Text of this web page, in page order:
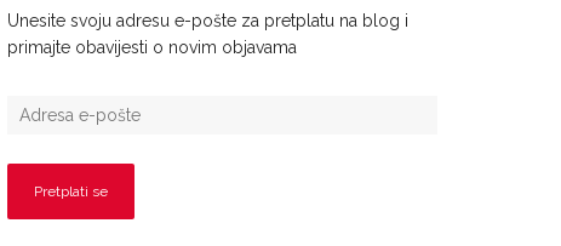
Unesite svoju adresu e-pošte za pretplatu na blog i
primajte obavijesti o novim objavama